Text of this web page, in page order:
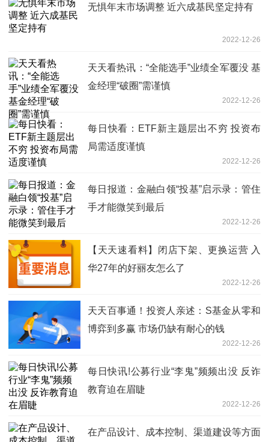
无惧年末市场调整 近六成基民坚定持有
2022-12-26
天天看热讯：“全能选手”业绩全军覆没 基
金经理“破圈”需谨慎
2022-12-26
每日快看：ETF新主题层出不穷 投资布
局需适度谨慎
2022-12-26
每日报道：金融白领“投基”启示录：管住
手才能微笑到最后
2022-12-26
【天天速看料】闭店下架、更换运营 入
华27年的好丽友怎么了
2022-12-26
天天百事通！投资人亲述：S基金从零和
博弈到多赢 市场仍缺有耐心的钱
2022-12-26
每日快讯!公募行业“李鬼”频频出没 反诈
教育迫在眉睫
2022-12-26
在产品设计、成本控制、渠道建设等方面